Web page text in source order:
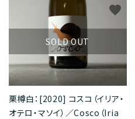
SOLD OUT
栗樽白：[2020] コスコ（イリア・
オテロ・マソイ）／Cosco（Iria
favorite